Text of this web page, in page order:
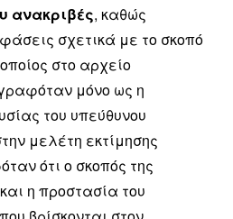
ανακριβές, καθώς
σχετικά με το σκοπό
στο αρχείο
μόνο ως η
του υπεύθυνου
μελέτη εκτίμησης
ότι ο σκοπός της
η προστασία του